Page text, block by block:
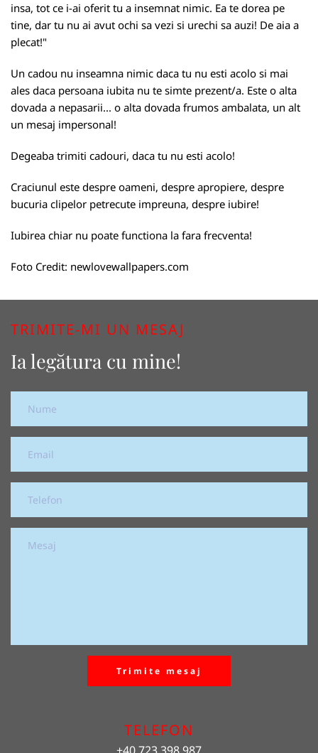
insa, tot ce i-ai oferit tu a insemnat nimic. Ea te dorea pe
tine, dar tu nu ai avut ochi sa vezi si urechi sa auzi! De aia a
plecat!"
Un cadou nu inseamna nimic daca tu nu esti acolo si mai
ales daca persoana iubita nu te simte prezent/a. Este o alta
dovada a nepasarii... o alta dovada frumos ambalata, un alt
un mesaj impersonal!
Degeaba trimiti cadouri, daca tu nu esti acolo!
Craciunul este despre oameni, despre apropiere, despre
bucuria clipelor petrecute impreuna, despre iubire!
Iubirea chiar nu poate functiona la fara frecventa!
Foto Credit: newlovewallpapers.com
TRIMITE-MI UN MESAJ
Ia legătura cu mine!
Trimite mesaj
TELEFON